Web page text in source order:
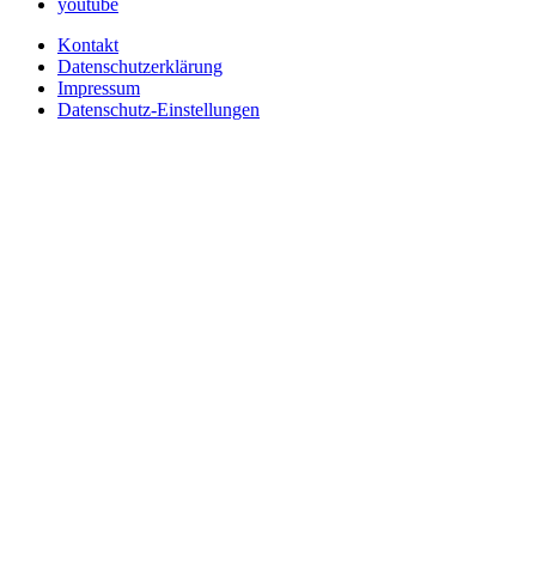
Kontakt
Datenschutzerklärung
Impressum
Datenschutz-Einstellungen